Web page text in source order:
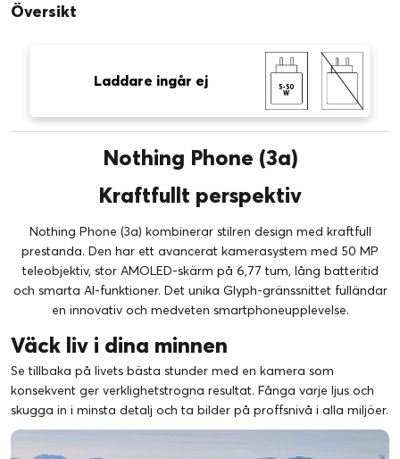
Översikt
Laddare ingår ej 5-50
W
Nothing Phone (3a)
Kraftfullt perspektiv
Nothing Phone (3a) kombinerar stilren design med kraftfull
prestanda. Den har ett avancerat kamerasystem med 50 MP
teleobjektiv, stor AMOLED-skärm på 6,77 tum, lång batteritid
och smarta AI-funktioner. Det unika Glyph-gränssnittet fulländar
en innovativ och medveten smartphoneupplevelse.
Väck liv i dina minnen
Se tillbaka på livets bästa stunder med en kamera som
konsekvent ger verklighetstrogna resultat. Fånga varje ljus och
skugga in i minsta detalj och ta bilder på proffsnivå i alla miljöer.